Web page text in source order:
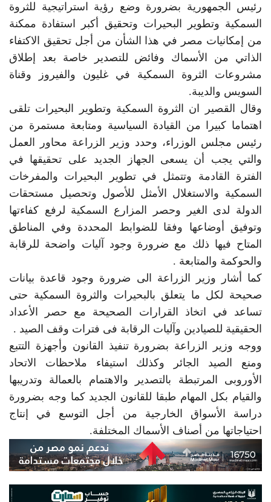
رئيس الجمهورية بضرورة وضع رؤية استراتيجية للثروة
السمكية وتطوير البحيرات وتحقيق أكبر استفادة ممكنة
من إمكانيات مصر في هذا الشأن من أجل تحقيق الاكتفاء
الذاتي من الأسماك وفائض للتصدير خاصة بعد إطلاق
مشروعات الثروة السمكية في غليون والفيروز وقناة
السويس والديبة.
وقال القصير ان الثروة السمكية وتطوير البحيرات تلقى
اهتماما كبيرا من القيادة السياسية ومتابعة مستمرة من
رئيس مجلس الوزراء، وحدد وزير الزراعة محاور العمل
والتي يجب أن يسعى الجهاز الجديد على تحقيقها في
الفترة القادمة وتتمثل في تطوير البحيرات والمفرخات
السمكية والاستغلال الأمثل للأصول وتحصيل مستحقات
الدولة لدى الغير وحصر المزارع السمكية لرفع كفاءتها
وتوفيق أوضاعها وفقا للضوابط المحددة وفي المناطق
المتاح فيها ذلك مع ضرورة وجود آليات واضحة للرقابة
والحوكمة والمتابعة .
كما أشار وزير الزراعة الى ضرورة وجود قاعدة بيانات
صحيحة لكل ما يتعلق بالبحيرات والثروة السمكية حتى
تساعد في اتخاذ القرارات الصحيحة مع حصر الأعداد
الحقيقية للصيادين وآليات الرقابة فى فترات وقف الصيد .
ووجه وزير الزراعة بضرورة تنفيذ القانون وأجهزة التتبع
ومنع الصيد الجائر وكذلك استيفاء ملاحظات الاتحاد
الأوروبى المرتبطة بالتصدير والاهتمام بالعمالة وتدريبها
والقيام بكل المهام طبقا للقانون الجديد كما وجه بضرورة
دراسة الأسواق الخارجية من أجل التوسع في إنتاج
احتياجاتها من أصناف الأسماك المختلفة.